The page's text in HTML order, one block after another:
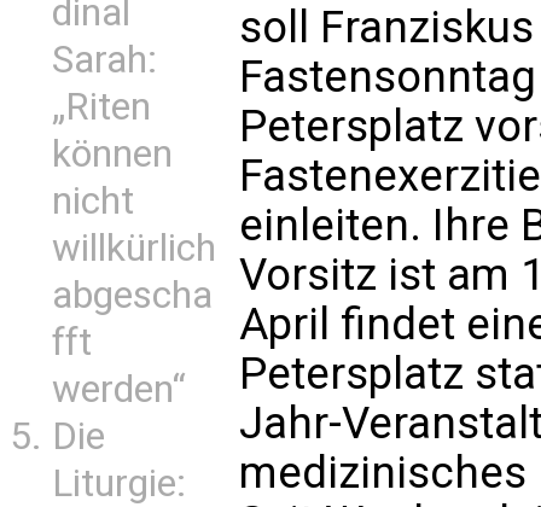
dinal
Sarah:
„Riten
können
nicht
willkürlich
abgescha
fft
werden“
Die
Liturgie:
soll
Petersplatz
einleiten. Ihre
Vorsitz ist am
April findet
Petersplatz
Jahr-
medizinisches